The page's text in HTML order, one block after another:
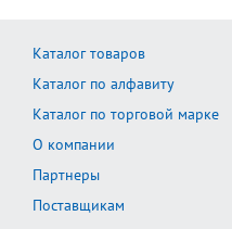
Каталог товаров
Каталог по алфавиту
Каталог по торговой марке
О компании
Партнеры
Поставщикам